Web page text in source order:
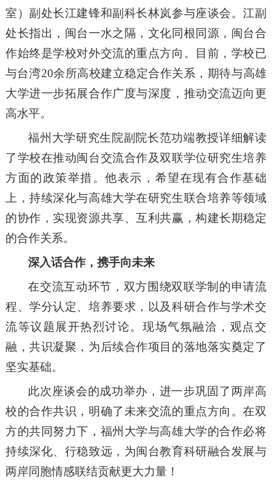
室）副处长江建锋和副科长林岚参与座谈会。江副
处长指出，闽台一水之隔，文化同根同源，闽台合
作始终是学校对外交流的重点方向。目前，学校已
与台湾20余所高校建立稳定合作关系，期待与高雄
大学进一步拓展合作广度与深度，推动交流迈向更
高水平。
福州大学研究生院副院长范功端教授详细解读
了学校在推动闽台交流合作及双联学位研究生培养
方面的政策举措。他表示，希望在现有合作基础
上，持续深化与高雄大学在研究生联合培养等领域
的协作，实现资源共享、互利共赢，构建长期稳定
的合作关系。
深入话合作，携手向未来
在交流互动环节，双方围绕双联学制的申请流
程、学分认定、培养要求，以及科研合作与学术交
流等议题展开热烈讨论。现场气氛融洽，观点交
融，共识凝聚，为后续合作项目的落地落实奠定了
坚实基础。
此次座谈会的成功举办，进一步巩固了两岸高
校的合作共识，明确了未来交流的重点方向。在双
方的共同努力下，福州大学与高雄大学的合作必将
持续深化、行稳致远，为闽台教育科研融合发展与
两岸同胞情感联结贡献更大力量！